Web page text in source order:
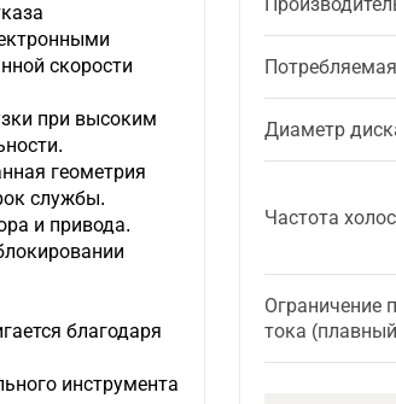
Диаметр
Частота
Ограничение
тока
скорости
при высоким
геометрия
службы.
и привода.
благодаря
инструмента